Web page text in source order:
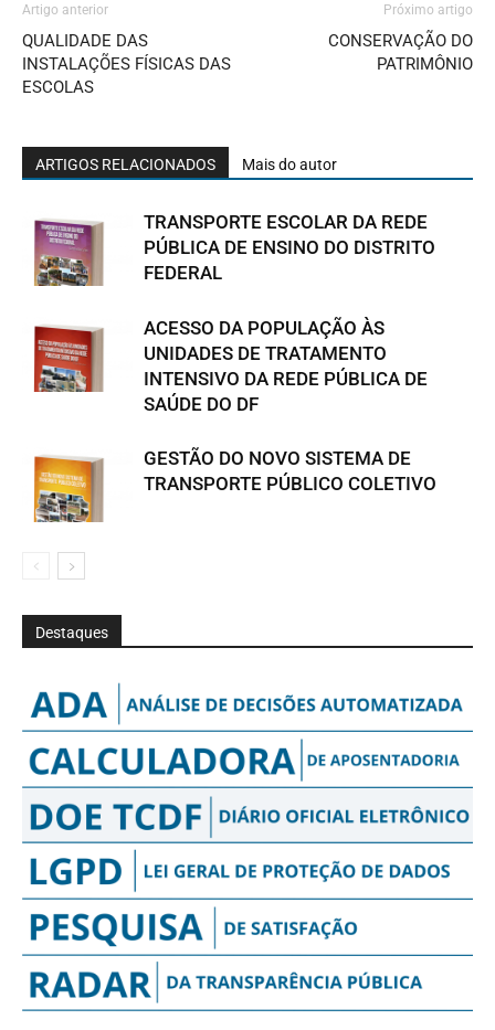
Artigo anterior
QUALIDADE DAS
INSTALAÇÕES FÍSICAS DAS
ESCOLAS
Próximo artigo
CONSERVAÇÃO DO
PATRIMÔNIO
ARTIGOS RELACIONADOS Mais do autor
TRANSPORTE ESCOLAR DA REDE
PÚBLICA DE ENSINO DO DISTRITO
FEDERAL
ACESSO DA POPULAÇÃO ÀS
UNIDADES DE TRATAMENTO
INTENSIVO DA REDE PÚBLICA DE
SAÚDE DO DF
GESTÃO DO NOVO SISTEMA DE
TRANSPORTE PÚBLICO COLETIVO
Destaques